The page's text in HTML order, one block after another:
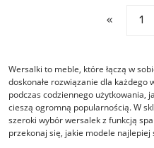
« 1
Wersalki to meble, które łączą w
doskonałe rozwiązanie dla
podczas codziennego użytkowania,
cieszą ogromną popularnością. W
szeroki wybór wersalek z funkcją
przekonaj się, jakie modele najlepiej